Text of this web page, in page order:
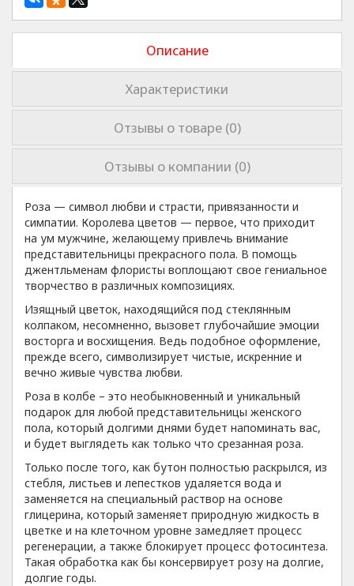
Описание
Характеристики
Отзывы о товаре (0)
Отзывы о компании (0)
Роза — символ любви и страсти, привязанности и
симпатии. Королева цветов — первое, что приходит
на ум мужчине, желающему привлечь внимание
представительницы прекрасного пола. В помощь
джентльменам флористы воплощают свое гениальное
творчество в различных композициях.
Изящный цветок, находящийся под стеклянным
колпаком, несомненно, вызовет глубочайшие эмоции
восторга и восхищения. Ведь подобное оформление,
прежде всего, символизирует чистые, искренние и
вечно живые чувства любви.
Роза в колбе – это необыкновенный и уникальный
подарок для любой представительницы женского
пола, который долгими днями будет напоминать вас,
и будет выглядеть как только что срезанная роза.
Только после того, как бутон полностью раскрылся, из
стебля, листьев и лепестков удаляется вода и
заменяется на специальный раствор на основе
глицерина, который заменяет природную жидкость в
цветке и на клеточном уровне замедляет процесс
регенерации, а также блокирует процесс фотосинтеза.
Такая обработка как бы консервирует розу на долгие,
долгие годы.